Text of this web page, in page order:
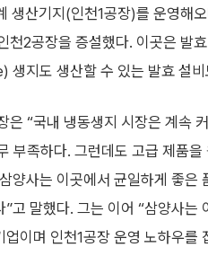
생산기지(인천1공장)를 운영
천2공장을 증설했다. 이곳은
지도 생산할 수 있는 발효 설비
은 “국내 냉동생지 시장은 계속
부족하다. 그런데도 고급 제품을
양사는 이곳에서 균일하게 좋은
고 말했다. 그는 이어 “삼양사는
이며 인천1공장 운영 노하우를